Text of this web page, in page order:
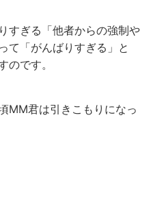
すぎる「他者からの強制や
て「がんばりすぎる」と
のです。
MM君は引きこもりになっ